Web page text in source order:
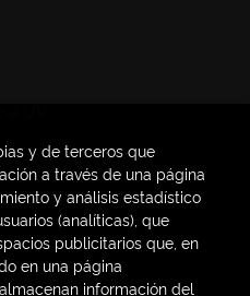
y de terceros que
a través de una página
y análisis estadístico
(analíticas), que
publicitarios que, en
en una página
información del